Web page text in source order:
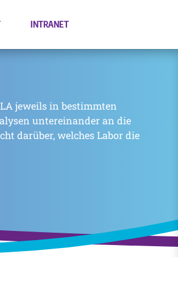
INTRANET
jeweils in bestimmten
untereinander an die
darüber, welches Labor die